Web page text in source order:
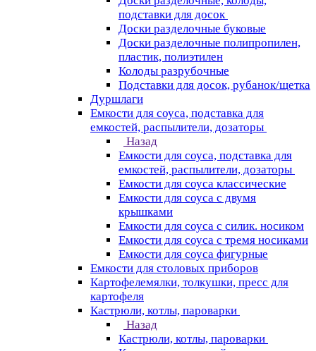
подставки для досок
Доски разделочные буковые
Доски разделочные полипропилен,
пластик, полиэтилен
Колоды разрубочные
Подставки для досок, рубанок/щетка
Дуршлаги
Емкости для соуса, подставка для
емкостей, распылители, дозаторы
Назад
Емкости для соуса, подставка для
емкостей, распылители, дозаторы
Емкости для соуса классические
Емкости для соуса с двумя
крышками
Емкости для соуса с силик. носиком
Емкости для соуса с тремя носиками
Емкости для соуса фигурные
Емкости для столовых приборов
Картофелемялки, толкушки, пресс для
картофеля
Кастрюли, котлы, пароварки
Назад
Кастрюли, котлы, пароварки